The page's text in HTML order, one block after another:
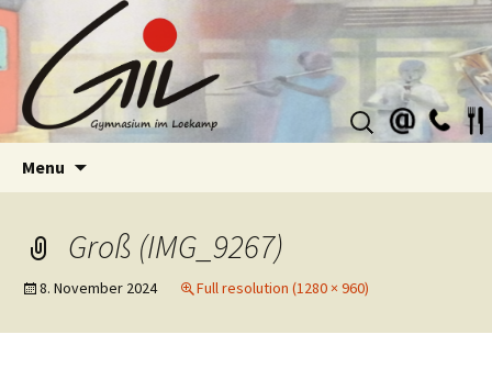
Suchen
nach:
Menu
Groß (IMG_9267)
8. November 2024 Full resolution (1280 × 960)